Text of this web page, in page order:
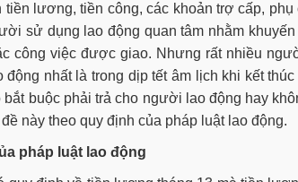
lương, tiền công, các khoản trợ cấp,
sử dụng lao động quan tâm nhằm khuyến
công việc được giao. Nhưng rất nhiều
nhất là trong dịp tết âm lịch khi kết
buộc phải trả cho người lao động hay
này theo quy định của pháp luật lao động.
pháp luật lao động